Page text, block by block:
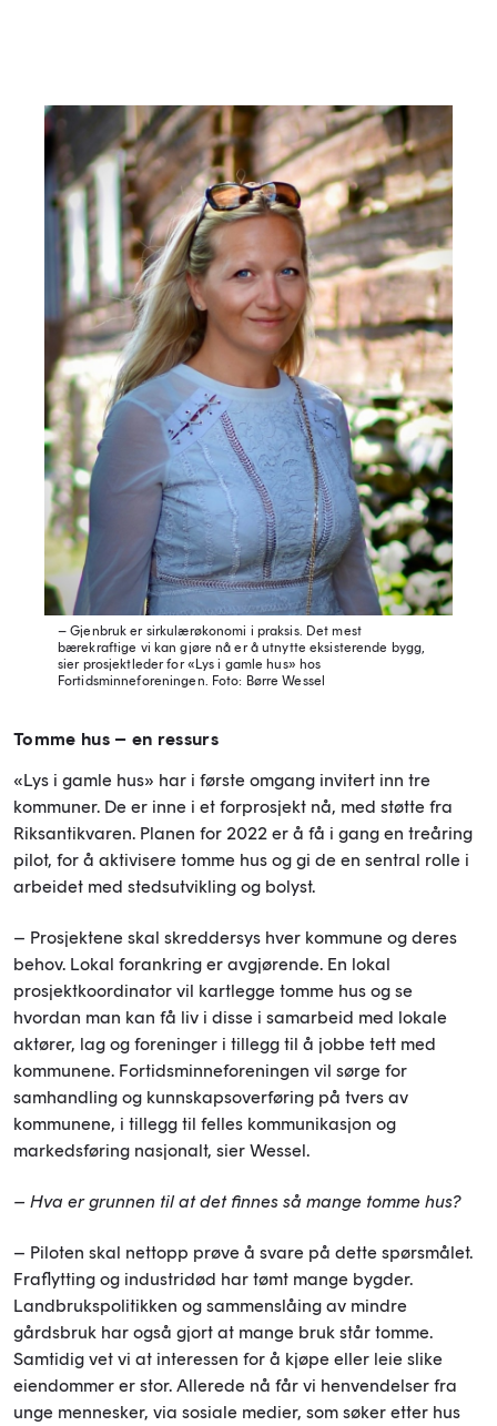
– Gjenbruk er sirkulærøkonomi i praksis. Det mest
bærekraftige vi kan gjøre nå er å utnytte eksisterende bygg,
sier prosjektleder for «Lys i gamle hus» hos
Fortidsminneforeningen. Foto: Børre Wessel
Tomme hus – en ressurs
«Lys i gamle hus» har i første omgang invitert inn tre
kommuner. De er inne i et forprosjekt nå, med støtte fra
Riksantikvaren. Planen for 2022 er å få i gang en treåring
pilot, for å aktivisere tomme hus og gi de en sentral rolle i
arbeidet med stedsutvikling og bolyst.
– Prosjektene skal skreddersys hver kommune og deres
behov. Lokal forankring er avgjørende. En lokal
prosjektkoordinator vil kartlegge tomme hus og se
hvordan man kan få liv i disse i samarbeid med lokale
aktører, lag og foreninger i tillegg til å jobbe tett med
kommunene. Fortidsminneforeningen vil sørge for
samhandling og kunnskapsoverføring på tvers av
kommunene, i tillegg til felles kommunikasjon og
markedsføring nasjonalt, sier Wessel.
– Hva er grunnen til at det finnes så mange tomme hus?
– Piloten skal nettopp prøve å svare på dette spørsmålet.
Fraflytting og industridød har tømt mange bygder.
Landbrukspolitikken og sammenslåing av mindre
gårdsbruk har også gjort at mange bruk står tomme.
Samtidig vet vi at interessen for å kjøpe eller leie slike
eiendommer er stor. Allerede nå får vi henvendelser fra
unge mennesker, via sosiale medier, som søker etter hus